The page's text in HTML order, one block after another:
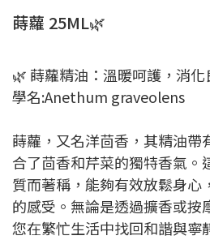
蒔蘿 25ML🌿
🌿 蒔蘿精油：溫暖呵護，消化
學名:Anethum graveolens
蒔蘿，又名洋茴香，其精油帶
合了茴香和芹菜的獨特香氣。
質而著稱，能夠有效放鬆身心
的感受。無論是透過擴香或按
您在繁忙生活中找回和諧與寧